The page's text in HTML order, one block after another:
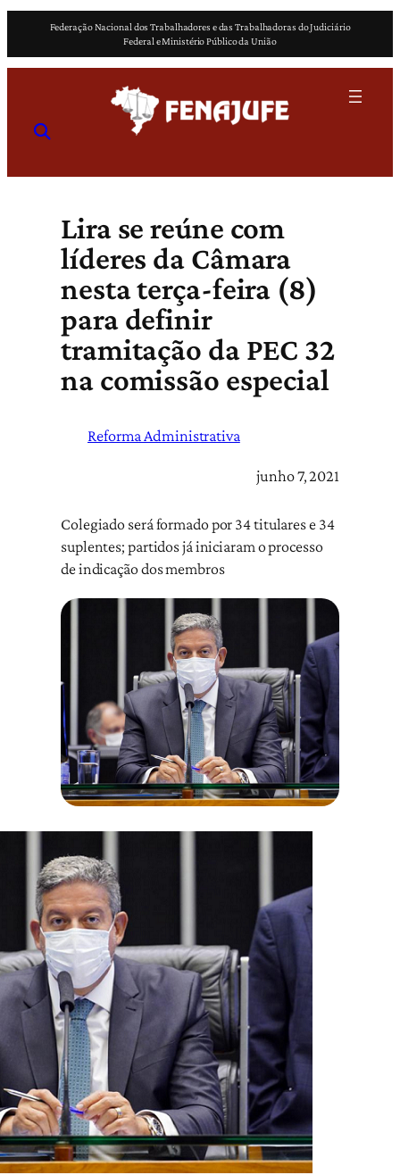
o
Federação Nacional dos Trabalhadores e das Trabalhadoras do Judiciário
Federal e Ministério Público da União
Lira se reúne com
líderes da Câmara
nesta terça-feira (8)
para definir
tramitação da PEC 32
na comissão especial
Reforma Administrativa
junho 7, 2021
Colegiado será formado por 34 titulares e 34
suplentes; partidos já iniciaram o processo
de indicação dos membros